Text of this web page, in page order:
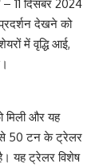
– 11 दिसंबर 2024
देखने को
में वृद्धि आई,
मिली और यह
से 50 टन के ट्रेलर
यह ट्रेलर विशेष